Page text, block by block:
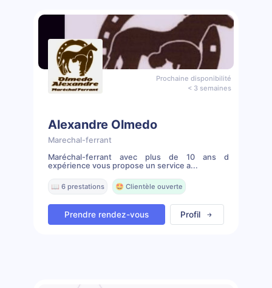
Prochaine disponibilité
< 3 semaines
Alexandre Olmedo
Marechal-ferrant
Maréchal-ferrant avec plus de 10 ans d
expérience vous propose un service a...
📖 6 prestations 🤩 Clientèle ouverte
Prendre rendez-vous Profil